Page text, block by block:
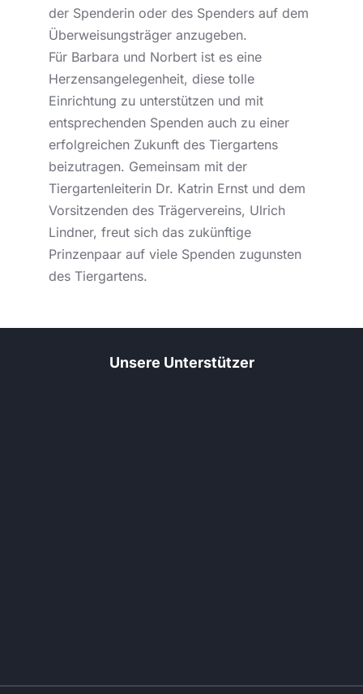
der Spenderin oder des Spenders auf dem
Überweisungsträger anzugeben.
Für Barbara und Norbert ist es eine
Herzensangelegenheit, diese tolle
Einrichtung zu unterstützen und mit
entsprechenden Spenden auch zu einer
erfolgreichen Zukunft des Tiergartens
beizutragen. Gemeinsam mit der
Tiergartenleiterin Dr. Katrin Ernst und dem
Vorsitzenden des Trägervereins, Ulrich
Lindner, freut sich das zukünftige
Prinzenpaar auf viele Spenden zugunsten
des Tiergartens.
Unsere Unterstützer